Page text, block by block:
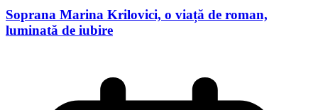
Soprana Marina Krilovici, o viață de roman,
luminată de iubire